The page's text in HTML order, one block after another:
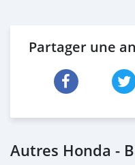
Partager une
Autres Honda -